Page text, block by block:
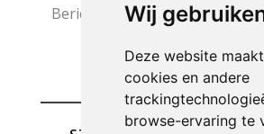
Wij
Deze website
cookies en andere
browse-ervaring te